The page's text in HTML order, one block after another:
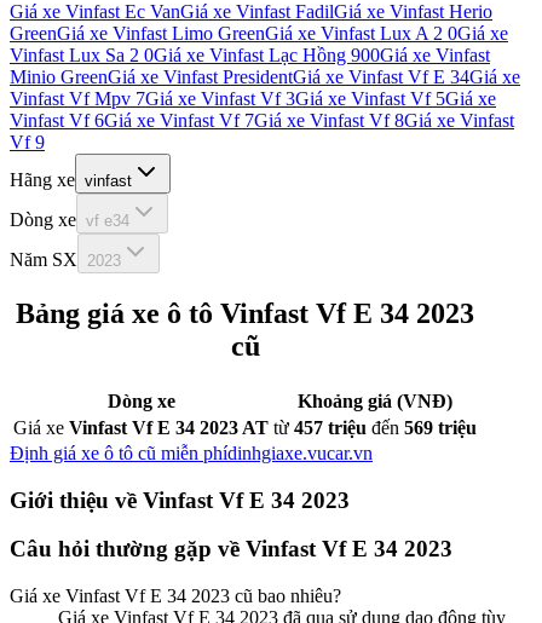
Giá xe Vinfast Ec VanGiá xe Vinfast FadilGiá xe Vinfast Herio
GreenGiá xe Vinfast Limo GreenGiá xe Vinfast Lux A 2 0Giá xe
Vinfast Lux Sa 2 0Giá xe Vinfast Lạc Hồng 900Giá xe Vinfast
Minio GreenGiá xe Vinfast PresidentGiá xe Vinfast Vf E 34Giá xe
Vinfast Vf Mpv 7Giá xe Vinfast Vf 3Giá xe Vinfast Vf 5Giá xe
Vinfast Vf 6Giá xe Vinfast Vf 7Giá xe Vinfast Vf 8Giá xe Vinfast
Vf 9
Hãng xe vinfast
Dòng xe vf e34
Năm SX 2023
Bảng giá xe ô tô Vinfast Vf E 34 2023
cũ
Dòng xe
Khoảng giá (VNĐ)
Giá xe Vinfast Vf E 34 2023 AT từ 457 triệu đến 569 triệu
Định giá xe ô tô cũ miễn phídinhgiaxe.vucar.vn
Giới thiệu về Vinfast Vf E 34 2023
Câu hỏi thường gặp về Vinfast Vf E 34 2023
Giá xe Vinfast Vf E 34 2023 cũ bao nhiêu?
Giá xe Vinfast Vf E 34 2023 đã qua sử dụng dao động tùy